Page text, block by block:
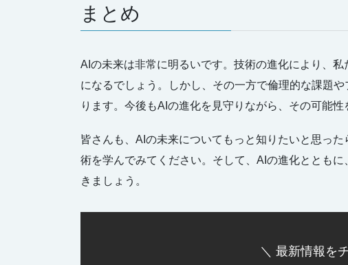
まとめ
AIの未来は非常に明るいです。技術の進化により、
になるでしょう。しかし、その一方で倫理的な課題
ります。今後もAIの進化を見守りながら、その可能性
皆さんも、AIの未来についてもっと知りたいと思っ
術を学んでみてください。そして、AIの進化ととも
きましょう。
＼ 最新情報を